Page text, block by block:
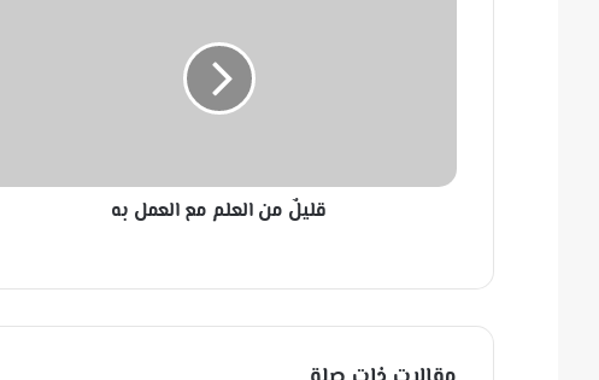
ع
ع
قليلٌ من العلم مع العمل به